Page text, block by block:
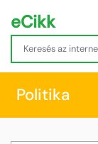
eCikk
Politika